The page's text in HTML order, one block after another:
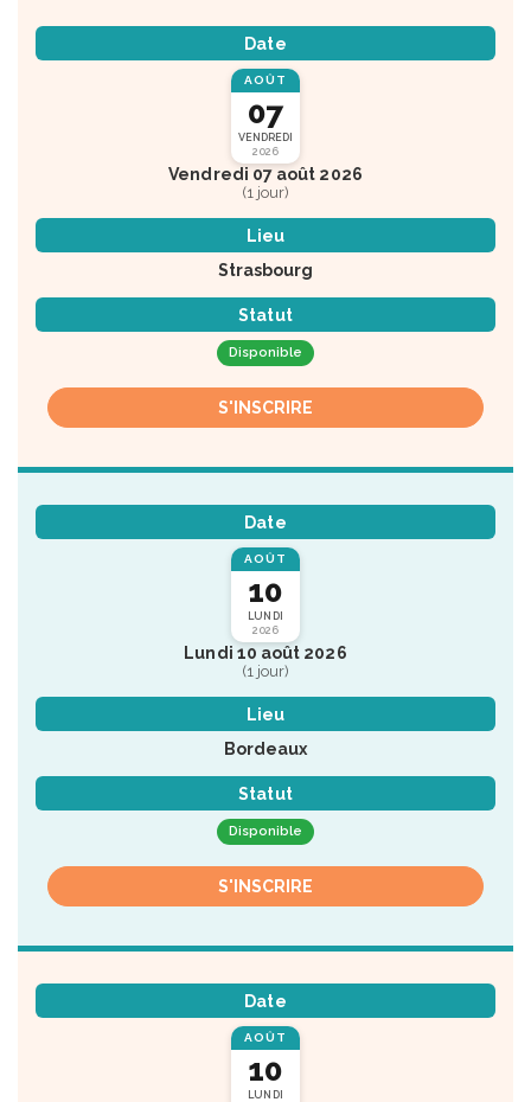
Date
AOÛT
07
VENDREDI
2026
Vendredi 07 août 2026
(1 jour)
Lieu
Strasbourg
Statut
Disponible
S'INSCRIRE
Date
AOÛT
10
LUNDI
2026
Lundi 10 août 2026
(1 jour)
Lieu
Bordeaux
Statut
Disponible
S'INSCRIRE
Date
AOÛT
10
LUNDI